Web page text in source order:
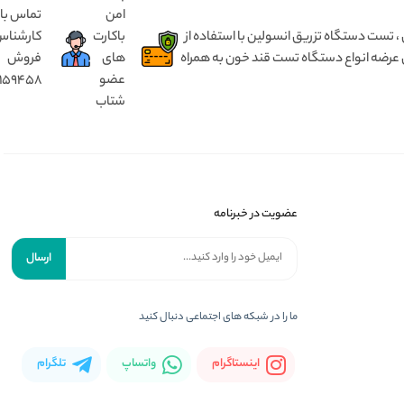
بدون درد ، مختص کودک ۱ تا ۵ سال و بزرگسال از ۵ سال تا ۹۰ سال ، تست دستگاه تزریق انسولین با استفاده از
انواع دستگاه تست قند خون به همراه
امن
باکارت
های
عضو
شتاب
تماس با
فروش
عضویت در خبرنامه
ارسال
ما را در شبکه های اجتماعی دنبال کنید
اینستاگرام واتساپ تلگرام